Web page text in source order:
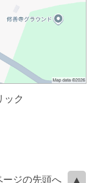
ック
ージの先頭へ